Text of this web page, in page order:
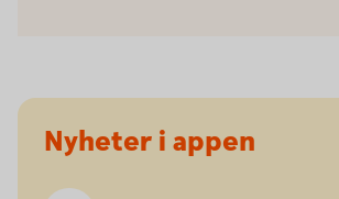
Nyheter i appen